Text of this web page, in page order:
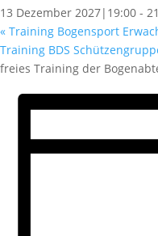
13 Dezember 2027|19:00 -
« Training Bogensport
Training BDS
freies Training der